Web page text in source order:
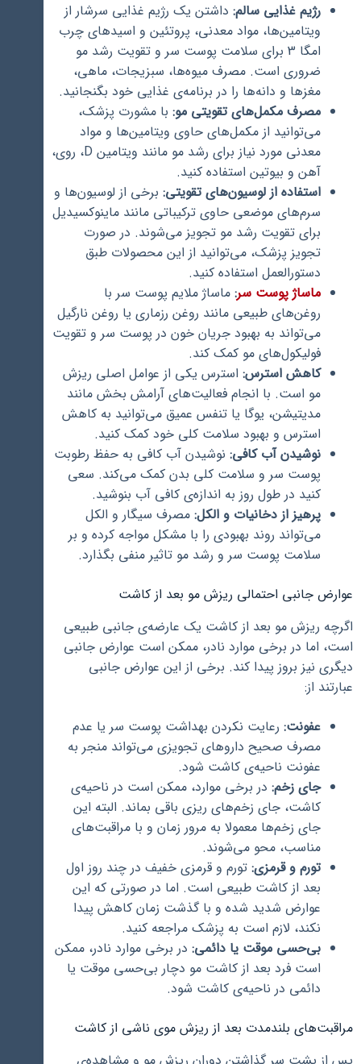
رژیم غذایی سالم: داشتن یک رژیم غذایی سرشار از
ویتامین‌ها، مواد معدنی، پروتئین و اسیدهای چرب
امگا 3 برای سلامت پوست سر و تقویت رشد مو
ضروری است. مصرف میوه‌ها، سبزیجات، ماهی،
مغزها و دانه‌ها را در برنامه‌ی غذایی خود بگنجانید.
مصرف مکمل‌های تقویتی مو: با مشورت پزشک،
می‌توانید از مکمل‌های حاوی ویتامین‌ها و مواد
معدنی مورد نیاز برای رشد مو مانند ویتامین D، روی،
آهن و بیوتین استفاده کنید.
استفاده از لوسیون‌های تقویتی: برخی از لوسیون‌ها و
سرم‌های موضعی حاوی ترکیباتی مانند ماینوکسیدیل
برای تقویت رشد مو تجویز می‌شوند. در صورت
تجویز پزشک، می‌توانید از این محصولات طبق
دستورالعمل استفاده کنید.
ماساژ پوست سر: ماساژ ملایم پوست سر با
روغن‌های طبیعی مانند روغن رزماری یا روغن نارگیل
می‌تواند به بهبود جریان خون در پوست سر و تقویت
فولیکول‌های مو کمک کند.
کاهش استرس: استرس یکی از عوامل اصلی ریزش
مو است. با انجام فعالیت‌های آرامش بخش مانند
مدیتیشن، یوگا یا تنفس عمیق می‌توانید به کاهش
استرس و بهبود سلامت کلی خود کمک کنید.
نوشیدن آب کافی: نوشیدن آب کافی به حفظ رطوبت
پوست سر و سلامت کلی بدن کمک می‌کند. سعی
کنید در طول روز به اندازه‌ی کافی آب بنوشید.
پرهیز از دخانیات و الکل: مصرف سیگار و الکل
می‌تواند روند بهبودی را با مشکل مواجه کرده و بر
سلامت پوست سر و رشد مو تاثیر منفی بگذارد.
عوارض جانبی احتمالی ریزش مو بعد از کاشت
اگرچه ریزش مو بعد از کاشت یک عارضه‌ی جانبی طبیعی
است، اما در برخی موارد نادر، ممکن است عوارض جانبی
دیگری نیز بروز پیدا کند. برخی از این عوارض جانبی
عبارتند از:
عفونت: رعایت نکردن بهداشت پوست سر یا عدم
مصرف صحیح داروهای تجویزی می‌تواند منجر به
عفونت ناحیه‌ی کاشت شود.
جای زخم: در برخی موارد، ممکن است در ناحیه‌ی
کاشت، جای زخم‌های ریزی باقی بماند. البته این
جای زخم‌ها معمولا به مرور زمان و با مراقبت‌های
مناسب، محو می‌شوند.
تورم و قرمزی: تورم و قرمزی خفیف در چند روز اول
بعد از کاشت طبیعی است. اما در صورتی که این
عوارض شدید شده و با گذشت زمان کاهش پیدا
نکند، لازم است به پزشک مراجعه کنید.
بی‌حسی موقت یا دائمی: در برخی موارد نادر، ممکن
است فرد بعد از کاشت مو دچار بی‌حسی موقت یا
دائمی در ناحیه‌ی کاشت شود.
مراقبت‌های بلندمدت بعد از ریزش موی ناشی از کاشت